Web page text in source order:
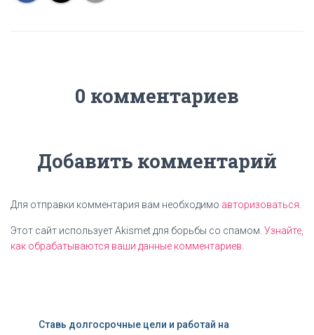
0 комментариев
Добавить комментарий
Для отправки комментария вам необходимо авторизоваться
Этот сайт использует Akismet для борьбы со спамом. Узнайте,
как обрабатываются ваши данные комментариев
Ставь долгосрочные цели и работай на